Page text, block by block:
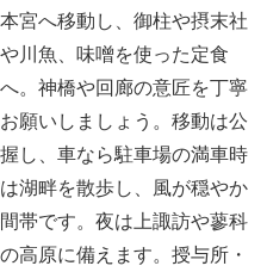
宮へ移動し、御柱や摂末社
川魚、味噌を使った定食
。神橋や回廊の意匠を丁寧
願いしましょう。移動は公
し、車なら駐車場の満車時
湖畔を散歩し、風が穏やか
帯です。夜は上諏訪や蓼科
高原に備えます。授与所・